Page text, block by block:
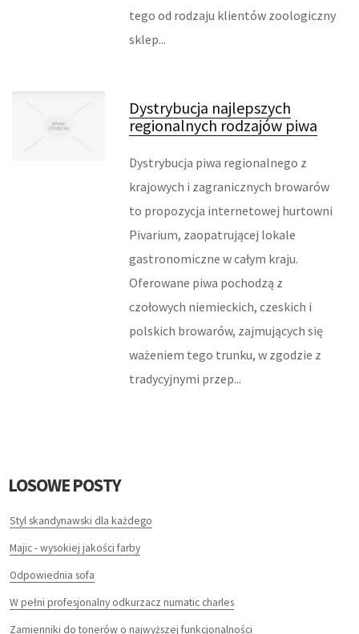
RESTAURACJE, CATERING
ŚLUB I WESELE
SPRZĄTANIE, PORZĄDKOWANIE
SERWIS
INNE USŁUGI
ZWIEDZANIE
HOTELE I NOCLEGI
PODRÓŻE
DIETETYKA, ODCHUDZANIE
KOSMETYKI
SALONY KOSMETYCZNE
tego od rodzaju klientów zoologiczny
sklep...
Dystrybucja najlepszych
regionalnych rodzajów piwa
Dystrybucja piwa regionalnego z
krajowych i zagranicznych browarów
to propozycja internetowej hurtowni
Pivarium, zaopatrującej lokale
gastronomiczne w całym kraju.
Oferowane piwa pochodzą z
czołowych niemieckich, czeskich i
polskich browarów, zajmujących się
ważeniem tego trunku, w zgodzie z
tradycyjnymi przep...
LOSOWE POSTY
Styl skandynawski dla każdego
Majic - wysokiej jakości farby
Odpowiednia sofa
W pełni profesjonalny odkurzacz numatic charles
Zamienniki do tonerów o najwyższej funkcjonalności